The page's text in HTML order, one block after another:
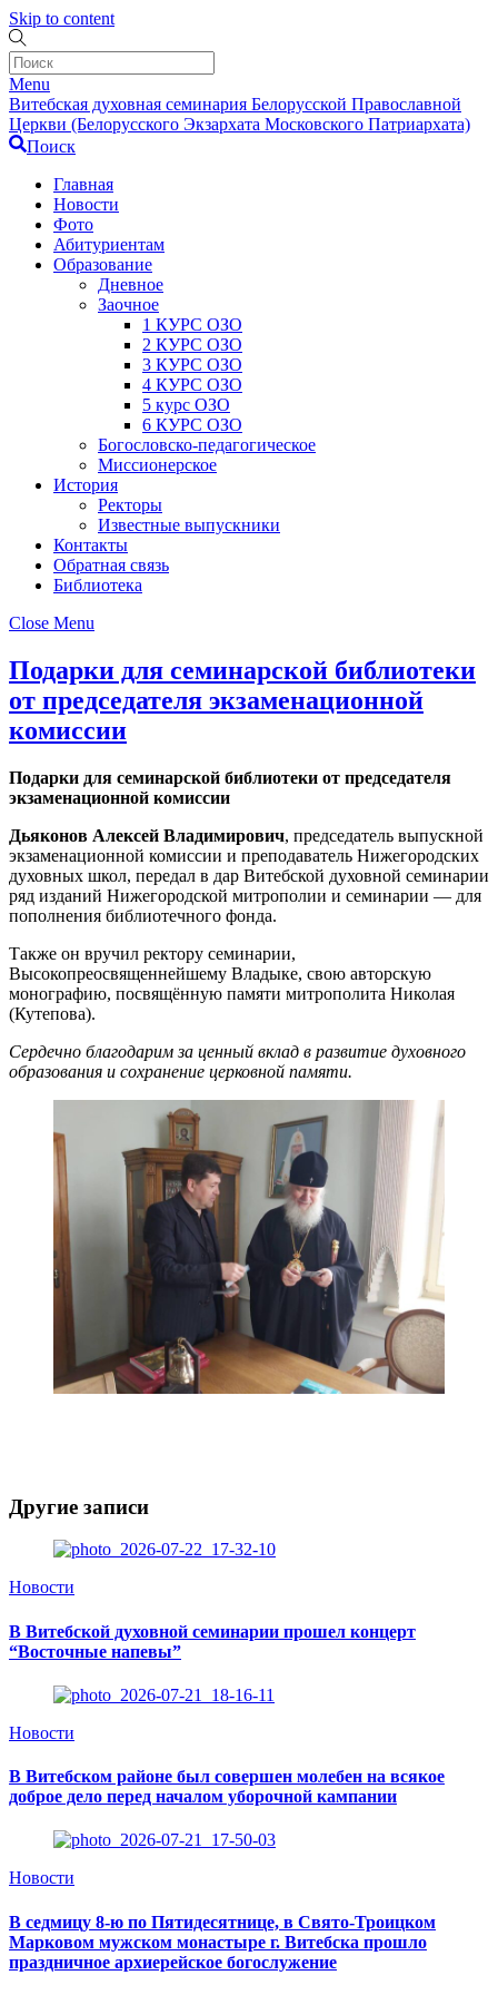
Skip to content
Menu
Витебская духовная семинария Белорусской Православной
Церкви (Белорусского Экзархата Московского Патриархата)
Поиск
Главная
Новости
Фото
Абитуриентам
Образование
Дневное
Заочное
1 КУРС ОЗО
2 КУРС ОЗО
3 КУРС ОЗО
4 КУРС ОЗО
5 курс ОЗО
6 КУРС ОЗО
Богословско-педагогическое
Миссионерское
История
Ректоры
Известные выпускники
Контакты
Обратная связь
Библиотека
Close Menu
Подарки для семинарской библиотеки
от председателя экзаменационной
комиссии
Подарки для семинарской библиотеки от председателя
экзаменационной комиссии
Дьяконов Алексей Владимирович, председатель выпускной
экзаменационной комиссии и преподаватель Нижегородских
духовных школ, передал в дар Витебской духовной семинарии
ряд изданий Нижегородской митрополии и семинарии — для
пополнения библиотечного фонда.
Также он вручил ректору семинарии,
Высокопреосвященнейшему Владыке, свою авторскую
монографию, посвящённую памяти митрополита Николая
(Кутепова).
Сердечно благодарим за ценный вклад в развитие духовного
образования и сохранение церковной памяти.
Другие записи
Новости
В Витебской духовной семинарии прошел концерт
“Восточные напевы”
Новости
В Витебском районе был совершен молебен на всякое
доброе дело перед началом уборочной кампании
Новости
В седмицу 8-ю по Пятидесятнице, в Свято-Троицком
Марковом мужском монастыре г. Витебска прошло
праздничное архиерейское богослужение